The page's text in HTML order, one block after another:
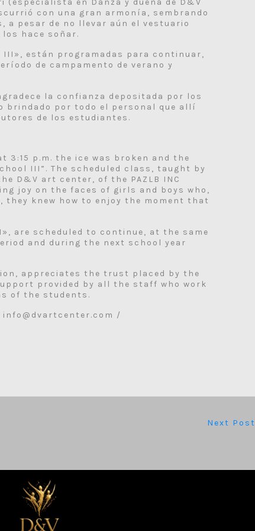
con una gran armonía, sembrando
a pesar de no llevar aún el vestuario
hace soñar.
III», están programadas para continuar,
de campamento de verano y
la confianza depositada por los
brindado por todo el personal que allí
de los estudiantes.
3:15 p.m. the ice was broken and the
III”. The scheduled class, taught by
D&V art center, of the PAZLB INC
joy on the faces of girls and boys who,
knew how to enjoy the moment that
are scheduled to continue, at the same
and during the next school year
appreciates the trust placed by the
provided by all the staff who work
of the students.
/
Next Post